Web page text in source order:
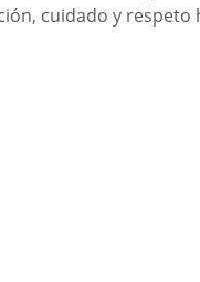
cuidado y respeto